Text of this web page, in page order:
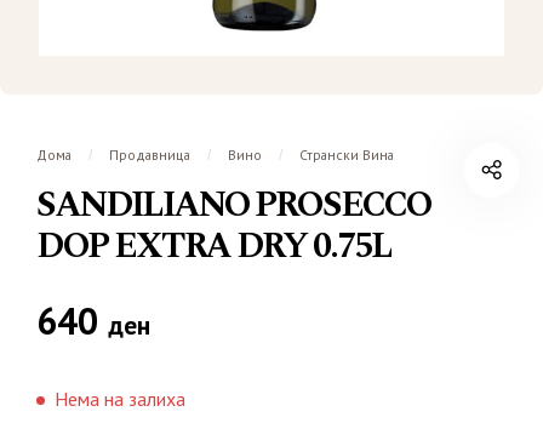
Дома / Продавница / Вино / Странски Вина
SANDILIANO PROSECCO
DOP EXTRA DRY 0.75L
640 ден
Нема на залиха